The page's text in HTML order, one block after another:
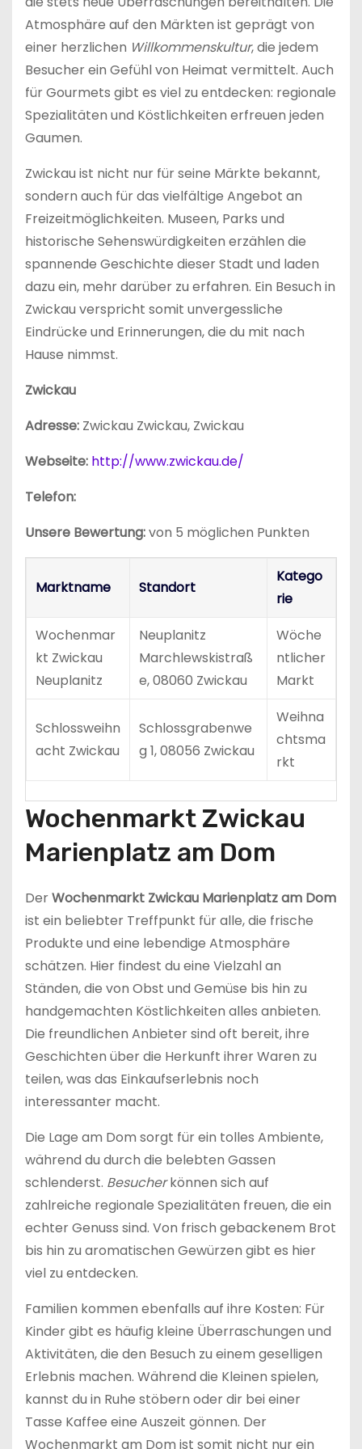
Atmosphäre auf den Märkten ist geprägt von
einer herzlichen Willkommenskultur, die jedem
Besucher ein Gefühl von Heimat vermittelt. Auch
für Gourmets gibt es viel zu entdecken: regionale
Spezialitäten und Köstlichkeiten erfreuen jeden
Gaumen.
Zwickau ist nicht nur für seine Märkte bekannt,
sondern auch für das vielfältige Angebot an
Freizeitmöglichkeiten. Museen, Parks und
historische Sehenswürdigkeiten erzählen die
spannende Geschichte dieser Stadt und laden
dazu ein, mehr darüber zu erfahren. Ein Besuch in
Zwickau verspricht somit unvergessliche
Eindrücke und Erinnerungen, die du mit nach
Hause nimmst.
Zwickau
Adresse: Zwickau Zwickau, Zwickau
Webseite: http://www.zwickau.de/
Telefon:
Unsere Bewertung:von 5 möglichen Punkten
Marktname Standort
Katego
rie
Wochenmar
kt Zwickau
Neuplanitz
Neuplanitz
Marchlewskistraß
e, 08060 Zwickau
Wöche
ntlicher
Markt
Schlossweihn
acht Zwickau
Schlossgrabenwe
g 1, 08056 Zwickau
Weihna
chtsma
rkt
Wochenmarkt Zwickau
Marienplatz am Dom
DerWochenmarkt Zwickau Marienplatz am Dom
ist ein beliebter Treffpunkt für alle, die frische
Produkte und eine lebendige Atmosphäre
schätzen. Hier findest du eine Vielzahl an
Ständen, die von Obst und Gemüse bis hin zu
handgemachten Köstlichkeiten alles anbieten.
Die freundlichen Anbieter sind oft bereit, ihre
Geschichten über die Herkunft ihrer Waren zu
teilen, was das Einkaufserlebnis noch
interessanter macht.
Die Lage am Dom sorgt für ein tolles Ambiente,
während du durch die belebten Gassen
schlenderst. Besucherkönnen sich auf
zahlreiche regionale Spezialitäten freuen, die ein
echter Genuss sind. Von frisch gebackenem Brot
bis hin zu aromatischen Gewürzen gibt es hier
viel zu entdecken.
Familien kommen ebenfalls auf ihre Kosten: Für
Kinder gibt es häufig kleine Überraschungen und
Aktivitäten, die den Besuch zu einem geselligen
Erlebnis machen. Während die Kleinen spielen,
kannst du in Ruhe stöbern oder dir bei einer
Tasse Kaffee eine Auszeit gönnen. Der
Wochenmarkt am Dom ist somit nicht nur ein